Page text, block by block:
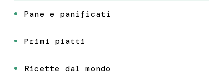
Pane e panificati
Primi piatti
Ricette dal mondo